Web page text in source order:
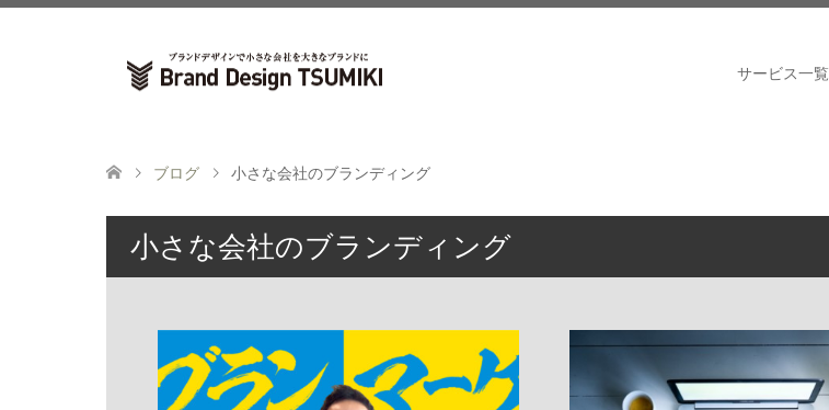
サービス一覧
ブログ 小さな会社のブランディング
小さな会社のブランディング